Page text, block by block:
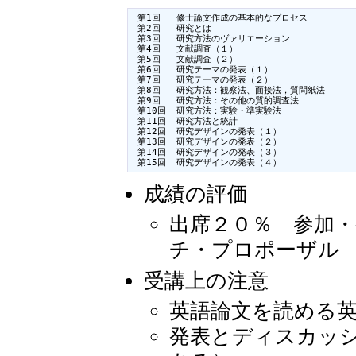
第1回	修士論文作成の基本的なプロセス
第2回	研究とは
第3回	研究方法のヴァリエーション
第4回	文献調査（１）
第5回	文献調査（２）
第6回	研究テーマの発表（１）
第7回	研究テーマの発表（２）
第8回	研究方法：観察法、面接法，質問紙法
第9回	研究方法：その他の質的調査法
第10回	研究方法：実験・準実験法
第11回	研究方法と統計
第12回	研究デザインの発表（１）
第13回	研究デザインの発表（２）
第14回	研究デザインの発表（３）
第15回	研究デザインの発表（４）
成績の評価
出席２０％ 参加
チ・プロポーザル
受講上の注意
英語論文を読める
発表とディスカッ